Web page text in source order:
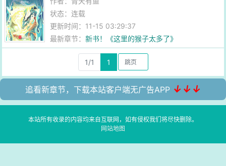
状态：连载
更新时间：11-15 03:29:37
最新章节：新书！《这里的猴子太多了》
1/1 1
追看新章节，下载本站客户端无广告APP ↓↓↓
本站所有收录的内容均来自互联网，如有侵权我们将尽快删除。
网站地图